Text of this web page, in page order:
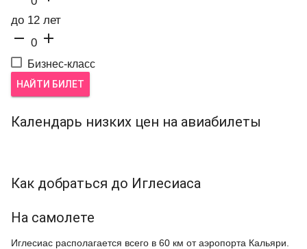
до 12 лет
 0 
Бизнес-класс
НАЙТИ БИЛЕТ
Календарь низких цен на авиабилеты
Как добраться до Иглесиаса
На самолете
Иглесиас располагается всего в 60 км от аэропорта Кальяри.